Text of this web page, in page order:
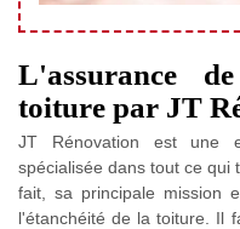
L'assurance
toiture par JT
JT Rénovation est une
spécialisée dans tout ce qui
fait, sa principale mission
l'étanchéité de la toiture. Il